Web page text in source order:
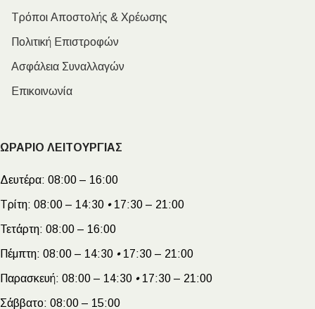
Τρόποι Αποστολής & Χρέωσης
Πολιτική Επιστροφών
Ασφάλεια Συναλλαγών
Επικοινωνία
ΩΡΑΡΙΟ ΛΕΙΤΟΥΡΓΙΑΣ
Δευτέρα: 08:00 – 16:00
Τρίτη: 08:00 – 14:30 •17:30 – 21:00
Τετάρτη: 08:00 – 16:00
Πέμπτη: 08:00 – 14:30 •17:30 – 21:00
Παρασκευή: 08:00 – 14:30 •17:30 – 21:00
Σάββατο: 08:00 – 15:00